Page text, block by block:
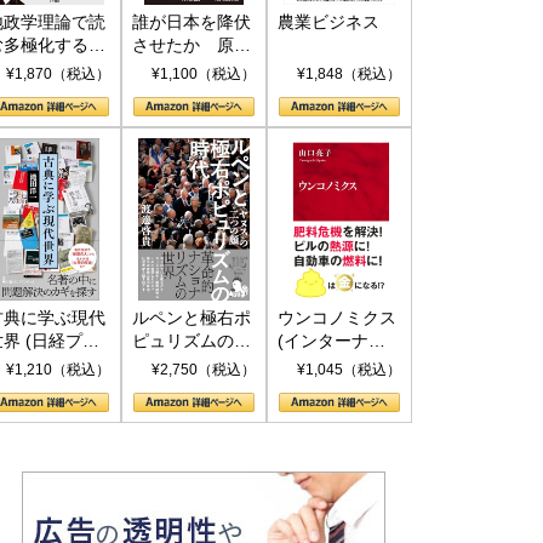
政学理論で読
多極化する世
トランプと
¥1,870（税込）
誰が日本を降伏
させたか 原爆
投下、ソ連参
(PHP新書)
¥1,100（税込）
農業ビジネス
¥1,848（税込）
典に学ぶ現代
界 (日経プレ
アシリーズ)
¥1,210（税込）
ルペンと極右ポ
ピュリズムの時
代：〈ヤヌス〉
¥2,750（税込）
ウンコノミクス
(インターナシ
ョナル新書)
¥1,045（税込）